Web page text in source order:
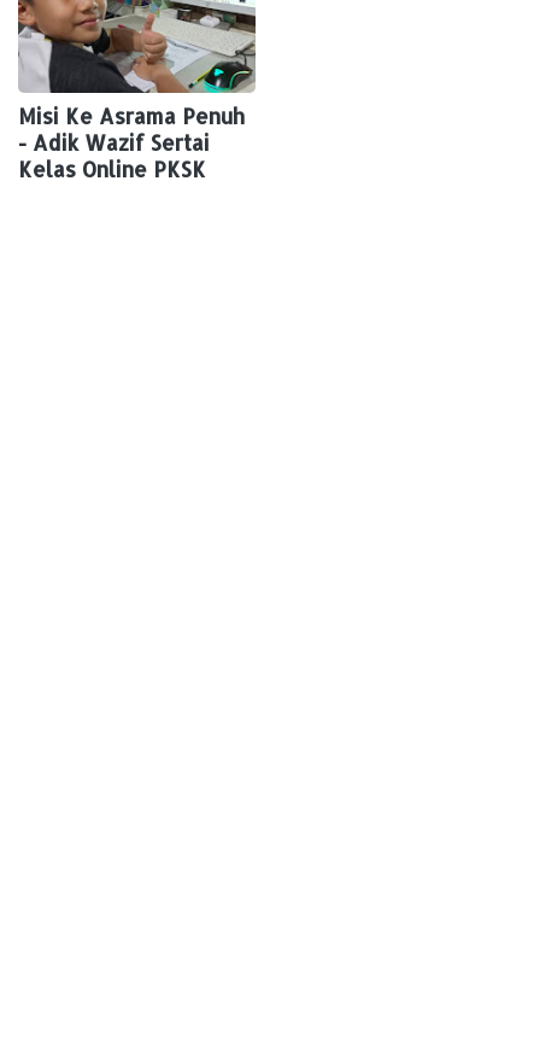
Misi Ke Asrama Penuh
- Adik Wazif Sertai
Kelas Online PKSK